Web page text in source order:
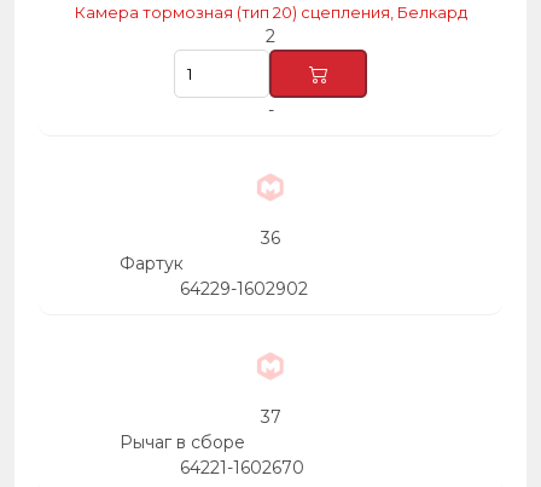
Камера тормозная (тип 20) сцепления, Белкард
2
-
36
Фартук
64229-1602902
37
Рычаг в сборе
64221-1602670